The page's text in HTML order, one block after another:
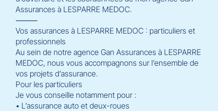
Assurances à LESPARRE MEDOC.
⸻
Vos assurances à LESPARRE MEDOC : particuliers et
professionnels
Au sein de notre agence Gan Assurances à LESPARRE
MEDOC, nous vous accompagnons sur l’ensemble de
vos projets d’assurance.
Pour les particuliers
Je vous conseille notamment pour :
• L’assurance auto et deux-roues